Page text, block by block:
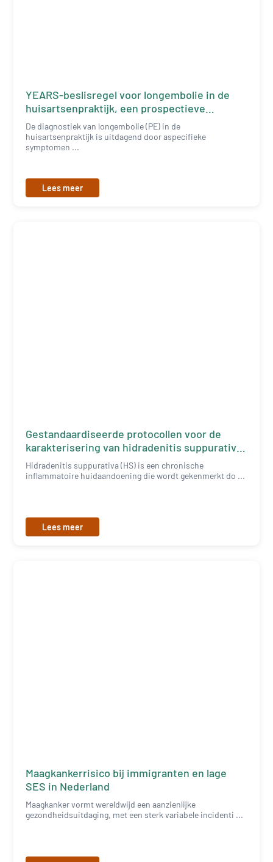
YEARS-beslisregel voor longembolie in de
huisartsenpraktijk, een prospectieve
validatiestudie
De diagnostiek van longembolie (PE) in de
huisartsenpraktijk is uitdagend door aspecifieke
symptomen ...
Lees meer
Gestandaardiseerde protocollen voor de
karakterisering van hidradenitis suppurativa
weefsel
Hidradenitis suppurativa (HS) is een chronische
inflammatoire huidaandoening die wordt gekenmerkt do ...
Lees meer
Maagkankerrisico bij immigranten en lage
SES in Nederland
Maagkanker vormt wereldwijd een aanzienlijke
gezondheidsuitdaging, met een sterk variabele incidenti ...